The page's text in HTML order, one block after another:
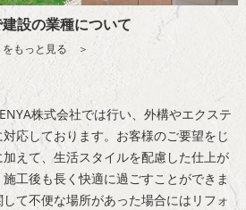
設の業種について
をもっと見る ＞
株式会社では行い、外構やエクステ
応しております。お客様のご要望をじ
えて、生活スタイルを配慮した仕上が
工後も長く快適に過ごすことができま
て不便な場所があった場合にはリフォ